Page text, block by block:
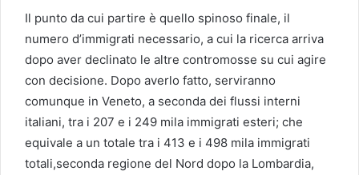
Il punto da cui partire è quello spinoso finale, il
numero d’immigrati necessario, a cui la ricerca arriva
dopo aver declinato le altre contromosse su cui agire
con decisione. Dopo averlo fatto, serviranno
comunque in Veneto, a seconda dei flussi interni
italiani, tra i 207 e i 249 mila immigrati esteri; che
equivale a un totale tra i 413 e i 498 mila immigrati
totali,seconda regione del Nord dopo la Lombardia,